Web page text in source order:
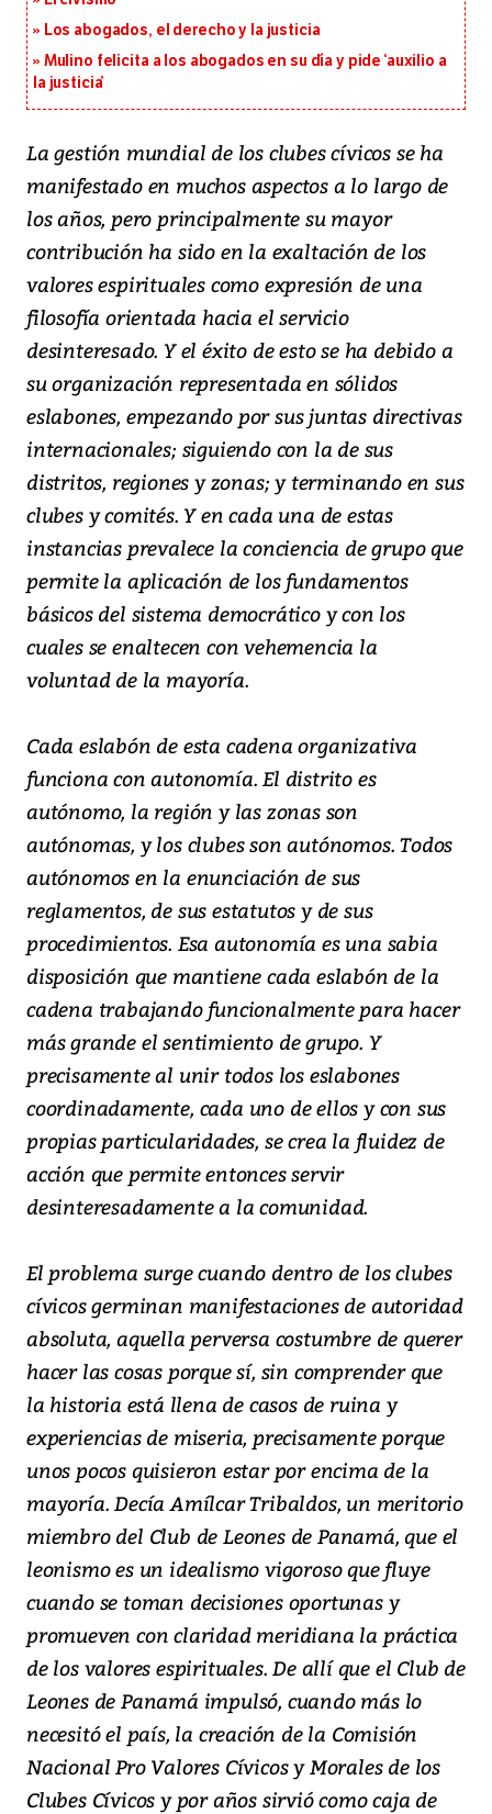
Los abogados, el derecho y la justicia
Mulino felicita a los abogados en su día y pide ‘auxilio a
la justicia’
La gestión mundial de los clubes cívicos se ha
manifestado en muchos aspectos a lo largo de
los años, pero principalmente su mayor
contribución ha sido en la exaltación de los
valores espirituales como expresión de una
filosofía orientada hacia el servicio
desinteresado. Y el éxito de esto se ha debido a
su organización representada en sólidos
eslabones, empezando por sus juntas directivas
internacionales; siguiendo con la de sus
distritos, regiones y zonas; y terminando en sus
clubes y comités. Y en cada una de estas
instancias prevalece la conciencia de grupo que
permite la aplicación de los fundamentos
básicos del sistema democrático y con los
cuales se enaltecen con vehemencia la
voluntad de la mayoría.
Cada eslabón de esta cadena organizativa
funciona con autonomía. El distrito es
autónomo, la región y las zonas son
autónomas, y los clubes son autónomos. Todos
autónomos en la enunciación de sus
reglamentos, de sus estatutos y de sus
procedimientos. Esa autonomía es una sabia
disposición que mantiene cada eslabón de la
cadena trabajando funcionalmente para hacer
más grande el sentimiento de grupo. Y
precisamente al unir todos los eslabones
coordinadamente, cada uno de ellos y con sus
propias particularidades, se crea la fluidez de
acción que permite entonces servir
desinteresadamente a la comunidad.
El problema surge cuando dentro de los clubes
cívicos germinan manifestaciones de autoridad
absoluta, aquella perversa costumbre de querer
hacer las cosas porque sí, sin comprender que
la historia está llena de casos de ruina y
experiencias de miseria, precisamente porque
unos pocos quisieron estar por encima de la
mayoría. Decía Amílcar Tribaldos, un meritorio
miembro del Club de Leones de Panamá, que el
leonismo es un idealismo vigoroso que fluye
cuando se toman decisiones oportunas y
promueven con claridad meridiana la práctica
de los valores espirituales. De allí que el Club de
Leones de Panamá impulsó, cuando más lo
necesitó el país, la creación de la Comisión
Nacional Pro Valores Cívicos y Morales de los
Clubes Cívicos y por años sirvió como caja de